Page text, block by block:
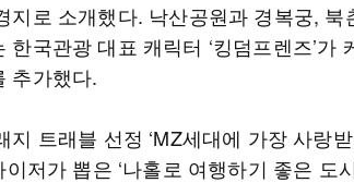
지로 소개했다. 낙산공원과 경복궁, 북
국관광 대표 캐릭터 ‘킹덤프렌즈’가
추가했다.
지 트래블 선정 ‘MZ세대에 가장 사랑
저가 뽑은 ‘나홀로 여행하기 좋은 도